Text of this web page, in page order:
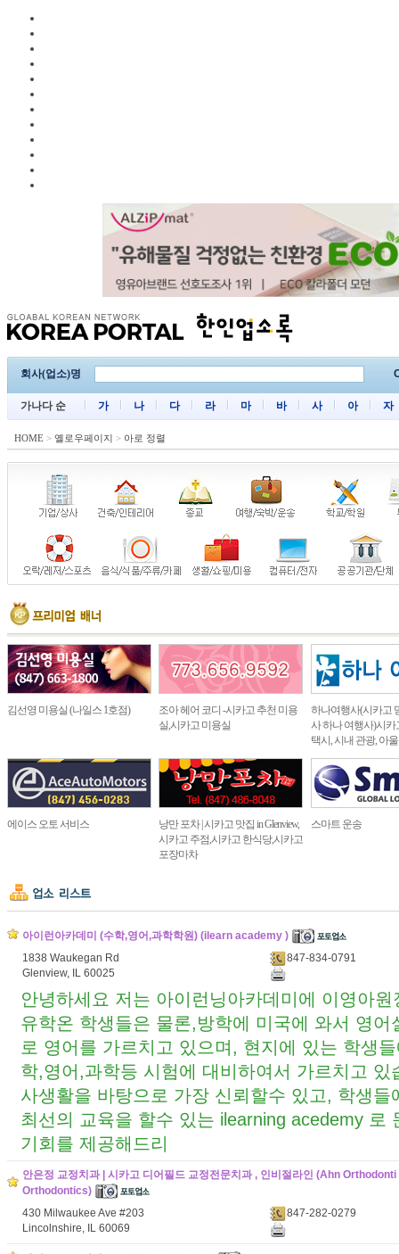
회사(업소)명
가나다 순 가 나 다 라 마 바 사 아 자
HOME > 옐로우페이지 > 아로 정렬
김선영 미용실 (나일스 1호점)
조아 헤어 코디 -시카고 추천 미용
실,시카고 미용실
하나여행사(시카고
사 하나 여행사)시카
택시, 시내 관광, 아
에이스 오토 서비스
낭만 포차 | 시카고 맛집 in Glenview,
시카고 주점,시카고 한식당,시카고
포장마차
스마트 운송
아이런아카데미 (수학,영어,과학학원) (ilearn academy )
1838 Waukegan Rd
Glenview, IL 60025
847-834-0791
안녕하세요 저는 아이런닝아카데미에 이영아
유학온 학생들은 물론,방학에 미국에 와서 영
로 영어를 가르치고 있으며, 현지에 있는 학생
학,영어,과학등 시험에 대비하여서 가르치고
사생활을 바탕으로 가장 신뢰할수 있고, 학생
최선의 교육을 할수 있는 ilearning acedemy 로
기회를 제공해드리
안은정 교정치과 | 시카고 디어필드 교정전문치과 , 인비절라인 (Ahn
Orthodontics)
430 Milwaukee Ave #203
Lincolnshire, IL 60069
847-282-0279